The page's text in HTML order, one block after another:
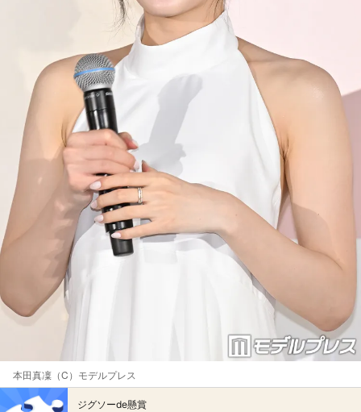
本田真凜（C）モデルプレス
ジグソーde懸賞